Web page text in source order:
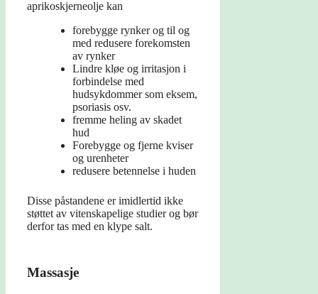
aprikoskjerneolje kan
forebygge rynker og til og
med redusere forekomsten
av rynker
Lindre kløe og irritasjon i
forbindelse med
hudsykdommer som eksem,
psoriasis osv.
fremme heling av skadet
hud
Forebygge og fjerne kviser
og urenheter
redusere betennelse i huden
Disse påstandene er imidlertid ikke
støttet av vitenskapelige studier og bør
derfor tas med en klype salt.
Massasje